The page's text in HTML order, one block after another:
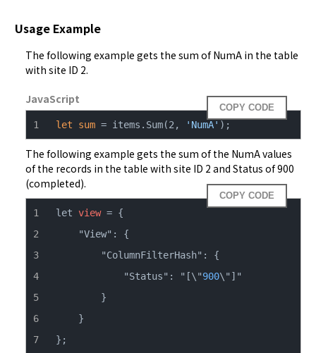
Usage Example
The following example gets the sum of NumA in the table
with site ID 2.
JavaScript
COPY CODE
let sum = items.Sum(2, 'NumA' );
The following example gets the sum of the NumA values
of the records in the table with site ID 2 and Status of 900
(completed).
COPY CODE
let view
            "Status": "[\"
900